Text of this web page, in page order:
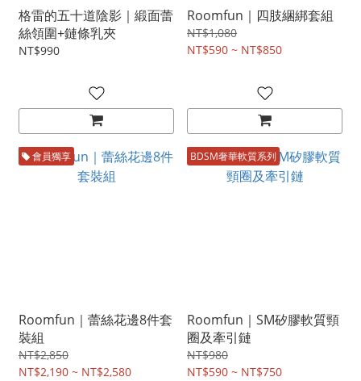
格雷的五十道陰影｜緞面蕾
絲領圍+鏈條乳夾
NT$990
Roomfun｜四肢綑綁套組
NT$1,080
NT$590 ~ NT$850
會員獨享
Roomfun｜蕾絲花邊8件套
裝組
NT$2,850
NT$2,190 ~ NT$2,580
BDSM奢華軟質系列
Roomfun｜SM矽膠軟質頸
圈及牽引鏈
NT$980
NT$590 ~ NT$750